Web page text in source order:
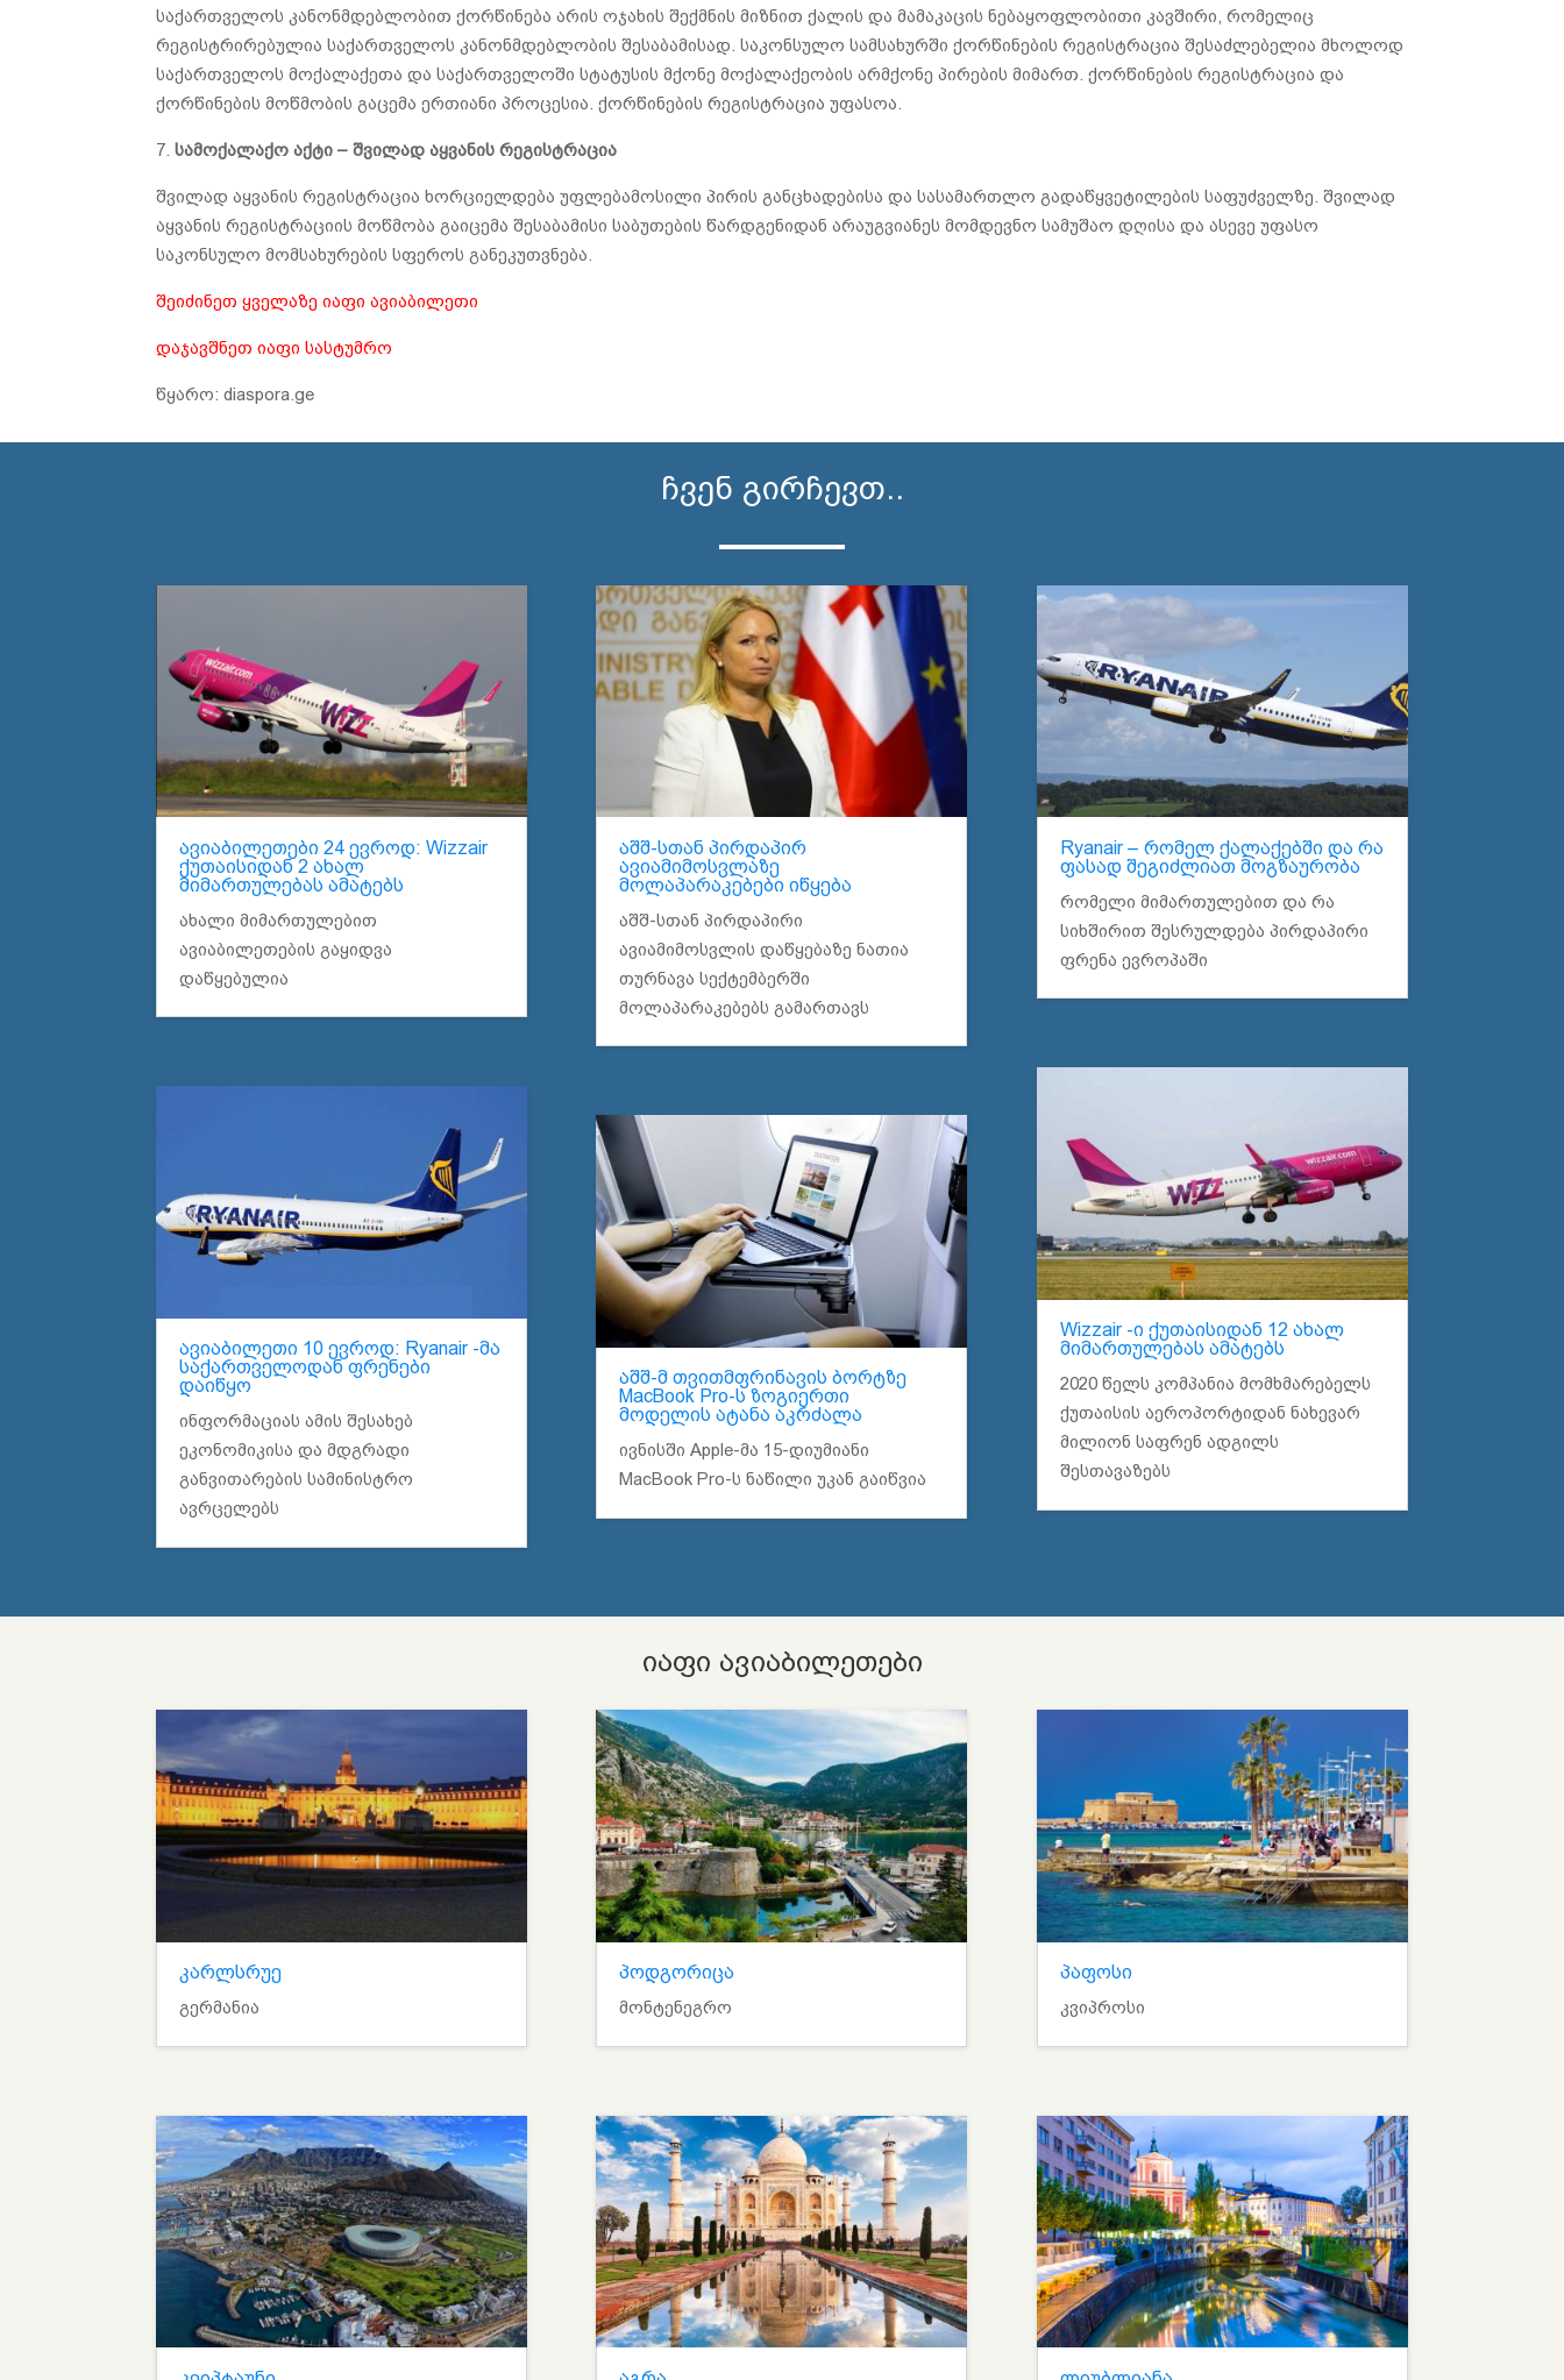
საქართველოს კანონმდებლობით ქორწინება არის ოჯახის შექმნის მიზნით ქალის და მამაკაცის ნებაყოფლობითი კავშირი, რომელიც
რეგისტრირებულია საქართველოს კანონმდებლობის შესაბამისად. საკონსულო სამსახურში ქორწინების რეგისტრაცია შესაძლებელია მხოლოდ
საქართველოს მოქალაქეთა და საქართველოში სტატუსის მქონე მოქალაქეობის არმქონე პირების მიმართ. ქორწინების რეგისტრაცია და
ქორწინების მოწმობის გაცემა ერთიანი პროცესია. ქორწინების რეგისტრაცია უფასოა.
7.სამოქალაქო აქტი – შვილად აყვანის რეგისტრაცია
შვილად აყვანის რეგისტრაცია ხორციელდება უფლებამოსილი პირის განცხადებისა და სასამართლო გადაწყვეტილების საფუძველზე. შვილად
აყვანის რეგისტრაციის მოწმობა გაიცემა შესაბამისი საბუთების წარდგენიდან არაუგვიანეს მომდევნო სამუშაო დღისა და ასევე უფასო
საკონსულო მომსახურების სფეროს განეკუთვნება.
შეიძინეთ ყველაზე იაფი ავიაბილეთი
დაჯავშნეთ იაფი სასტუმრო
წყარო: diaspora.ge
ჩვენ გირჩევთ..
ავიაბილეთები 24 ევროდ: Wizzair
ქუთაისიდან 2 ახალ
მიმართულებას ამატებს
ახალი მიმართულებით
ავიაბილეთების გაყიდვა
დაწყებულია
ავიაბილეთი 10 ევროდ: Ryanair -მა
საქართველოდან ფრენები
დაიწყო
ინფორმაციას ამის შესახებ
ეკონომიკისა და მდგრადი
განვითარების სამინისტრო
ავრცელებს
აშშ-სთან პირდაპირ
ავიამიმოსვლაზე
მოლაპარაკებები იწყება
აშშ-სთან პირდაპირი
ავიამიმოსვლის დაწყებაზე ნათია
თურნავა სექტემბერში
მოლაპარაკებებს გამართავს
აშშ-მ თვითმფრინავის ბორტზე
MacBook Pro-ს ზოგიერთი
მოდელის ატანა აკრძალა
ივნისში Apple-მა 15-დიუმიანი
MacBook Pro-ს ნაწილი უკან გაიწვია
Ryanair – რომელ ქალაქებში და რა
ფასად შეგიძლიათ მოგზაურობა
რომელი მიმართულებით და რა
სიხშირით შესრულდება პირდაპირი
ფრენა ევროპაში
Wizzair -ი ქუთაისიდან 12 ახალ
მიმართულებას ამატებს
2020 წელს კომპანია მომხმარებელს
ქუთაისის აეროპორტიდან ნახევარ
მილიონ საფრენ ადგილს
შესთავაზებს
იაფი ავიაბილეთები
კარლსრუე
გერმანია
პოდგორიცა
მონტენეგრო
პაფოსი
კვიპროსი